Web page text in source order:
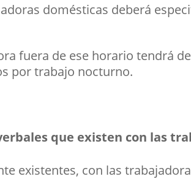
domésticas deberá
fuera de ese horario tendrá
por trabajo nocturno.
que existen con las
existentes, con las